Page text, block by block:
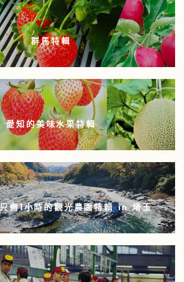
群馬特輯
愛知的美味水果特輯
需1小時的觀光農園特輯 in 埼玉